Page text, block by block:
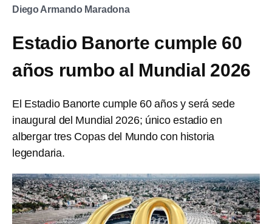
Diego Armando Maradona
Estadio Banorte cumple 60
años rumbo al Mundial 2026
El Estadio Banorte cumple 60 años y será sede
inaugural del Mundial 2026; único estadio en
albergar tres Copas del Mundo con historia
legendaria.